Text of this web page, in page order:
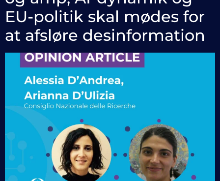
EU-politik skal mødes for
at afsløre desinformation